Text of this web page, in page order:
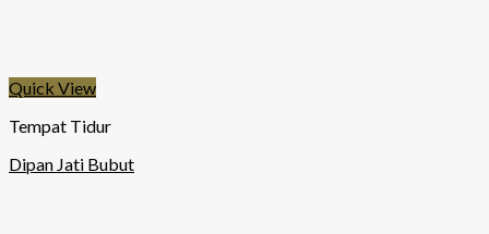
Quick View
Tempat Tidur
Dipan Jati Bubut